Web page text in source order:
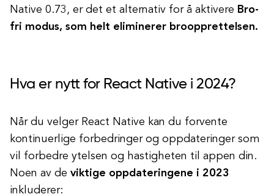
Native 0.73, er det et alternativ for å aktivere Bro-
fri modus, som helt eliminerer broopprettelsen.
Hva er nytt for React Native i 2024?
Når du velger React Native kan du forvente
kontinuerlige forbedringer og oppdateringer som
vil forbedre ytelsen og hastigheten til appen din.
Noen av de viktige oppdateringene i 2023
inkluderer: